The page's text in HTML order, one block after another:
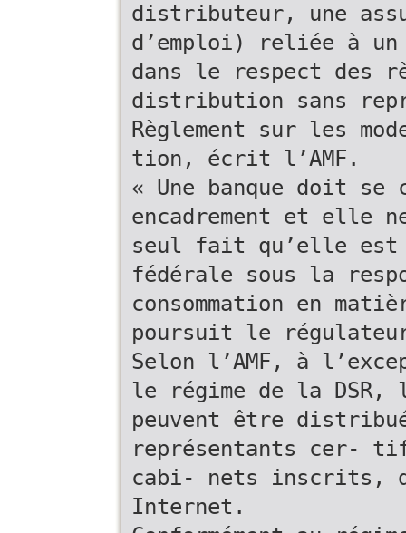
distributeur, une
d’emploi) reliée à
dans le respect des
distribution sans
Règlement sur les
tion, écrit l’AMF.
« Une banque doit se
encadrement et elle
seul fait qu’elle est
fédérale sous la
consommation en
poursuit le
Selon l’AMF, à
le régime de la DSR,
peuvent être
représentants cer-
cabi- nets inscrits,
Internet.